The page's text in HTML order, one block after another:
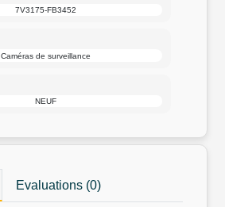
7V3175-FB3452
Caméras de surveillance
NEUF
Evaluations (0)